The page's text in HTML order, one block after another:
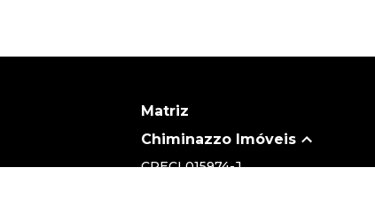
Matriz
Chiminazzo Imóveis
CRECI015974-J